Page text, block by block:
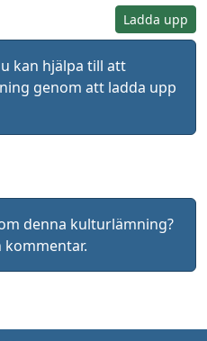
Ladda upp
kan hjälpa till att
genom att ladda upp
denna kulturlämning?